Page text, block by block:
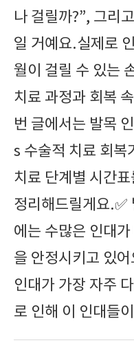
나 걸릴까?”, 그리
일 거예요.실제로
월이 걸릴 수 있는
치료 과정과 회복
번 글에서는 발목
s 수술적 치료 회복
치료 단계별 시간
정리해드릴게요.✅
에는 수많은 인대
을 안정시키고 있
인대가 가장 자주
로 인해 이 인대들